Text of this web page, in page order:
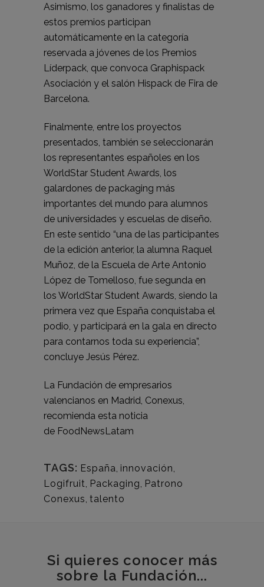
Asimismo, los ganadores y finalistas de
estos premios participan
automáticamente en la categoría
reservada a jóvenes de los Premios
Líderpack, que convoca Graphispack
Asociación y el salón Hispack de Fira de
Barcelona.
Finalmente, entre los proyectos
presentados, también se seleccionarán
los representantes españoles en los
WorldStar Student Awards, los
galardones de packaging más
importantes del mundo para alumnos
de universidades y escuelas de diseño.
En este sentido “una de las participantes
de la edición anterior, la alumna Raquel
Muñoz, de la Escuela de Arte Antonio
López de Tomelloso, fue segunda en
los WorldStar Student Awards, siendo la
primera vez que España conquistaba el
podio, y participará en la gala en directo
para contarnos toda su experiencia”,
concluye Jesús Pérez.
La Fundación de empresarios
valencianos en Madrid, Conexus,
recomienda esta noticia
de FoodNewsLatam
TAGS: España, innovación,
Logifruit, Packaging, Patrono
Conexus, talento
Si quieres conocer más
sobre la Fundación...